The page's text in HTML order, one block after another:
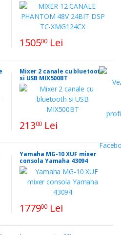
150500 Lei
Mixer 2 canale cu bluetooth
si USB MIX500BT
21300 Lei
Yamaha MG-10 XUF mixer
consola Yamaha 43094
177900 Lei